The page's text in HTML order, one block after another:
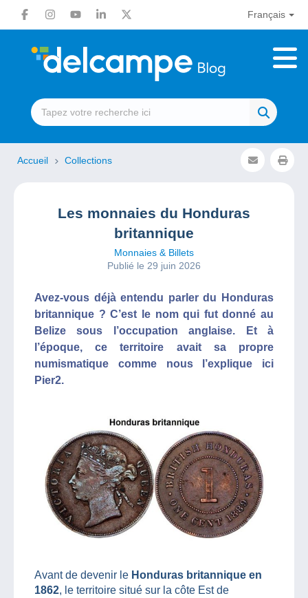
Français
Accueil Collections
Les monnaies du Honduras
britannique
Monnaies & Billets
Publié le 29 juin 2026
Avez-vous déjà entendu parler du Honduras
britannique ? C’est le nom qui fut donné au
Belize sous l’occupation anglaise. Et à
l’époque, ce territoire avait sa propre
numismatique comme nous l’explique ici
Pier2.
Avant de devenir le Honduras britannique en
1862, le territoire situé sur la côte Est de